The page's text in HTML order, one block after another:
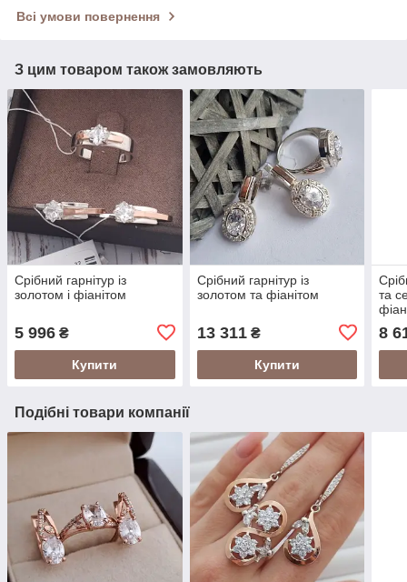
Всі умови повернення
З цим товаром також замовляють
Срібний гарнітур із
золотом і фіанітом
5 996 ₴
Купити
Срібний гарнітур із
золотом та фіанітом
13 311₴
Купити
та
8
Подібні товари компанії